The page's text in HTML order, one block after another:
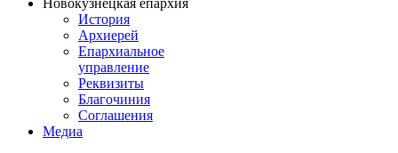
Новокузнецкая епархия
История
Архиерей
Епархиальное
управление
Реквизиты
Благочиния
Соглашения
Медиа